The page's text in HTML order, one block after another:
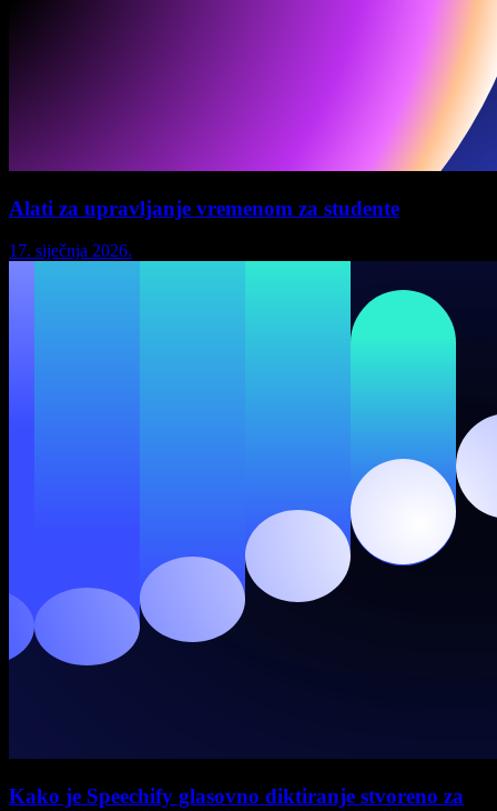
Alati za upravljanje vremenom za studente
17. siječnja 2026.
Kako je Speechify glasovno diktiranje stvoreno za